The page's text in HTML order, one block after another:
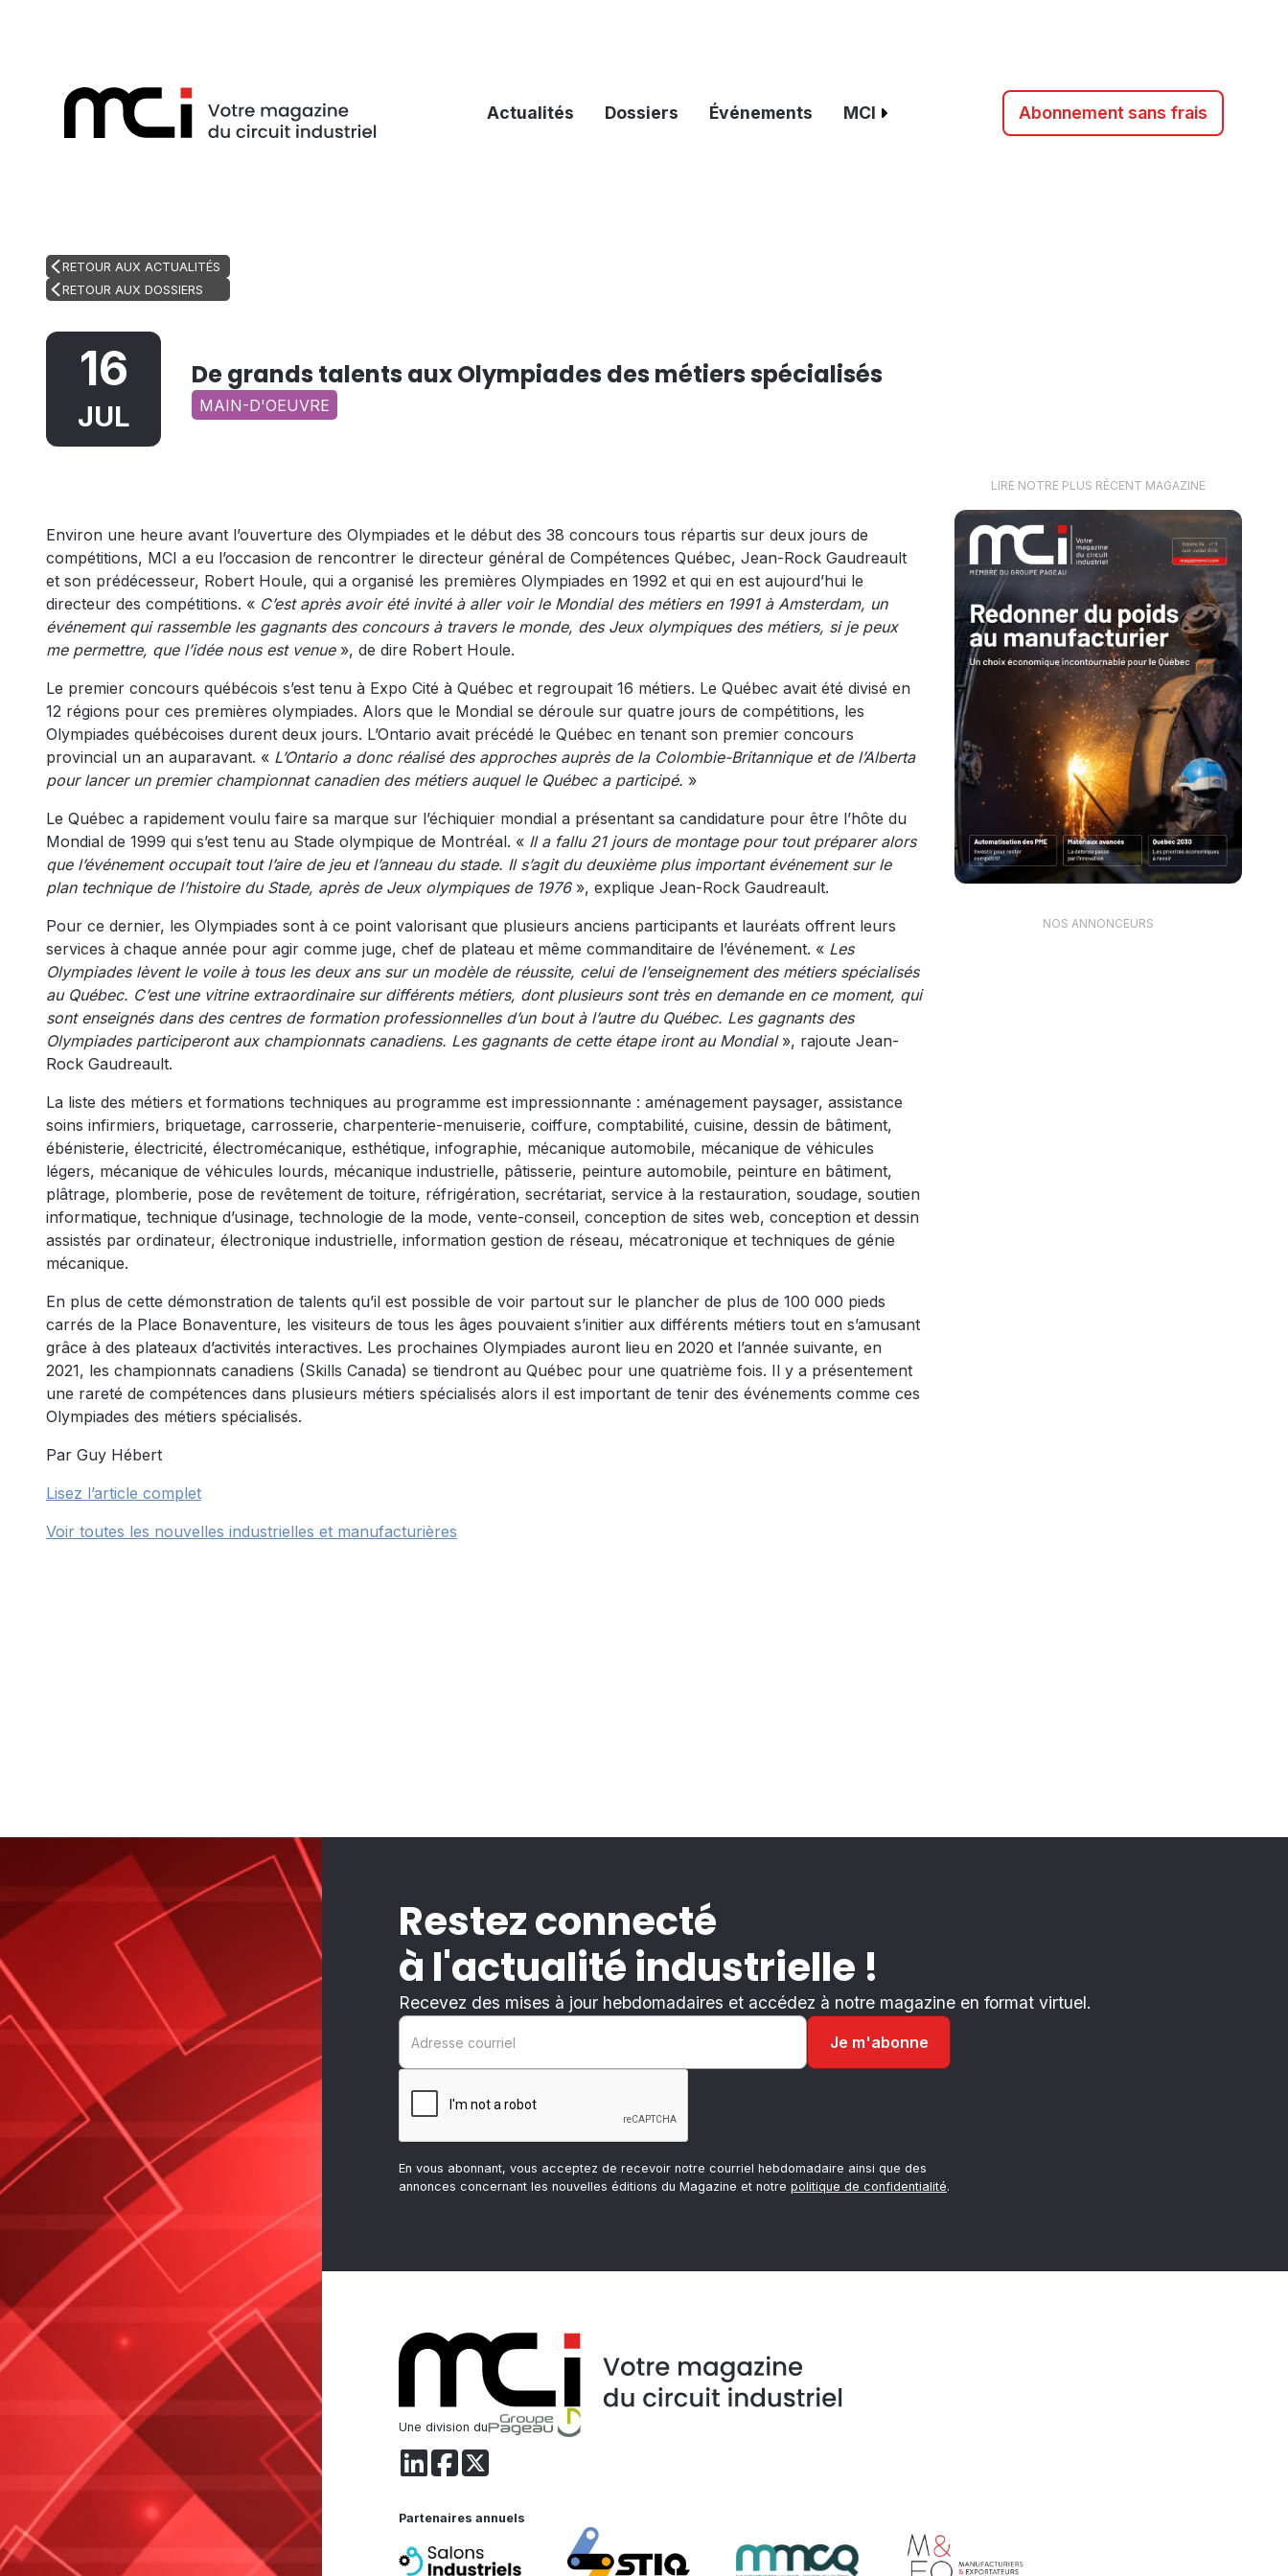
Actualités Dossiers Événements MCI Abonnement sans frais
RETOUR AUX ACTUALITÉS
RETOUR AUX DOSSIERS
16
JUL
De grands talents aux Olympiades des métiers spécialisés
MAIN-D'OEUVRE
Environ une heure avant l’ouverture des Olympiades et le début des 38 concours tous répartis sur deux jours de
compétitions, MCI a eu l’occasion de rencontrer le directeur général de Compétences Québec, Jean-Rock Gaudreault
et son prédécesseur, Robert Houle, qui a organisé les premières Olympiades en 1992 et qui en est aujourd’hui le
directeur des compétitions. « C’est après avoir été invité à aller voir le Mondial des métiers en 1991 à Amsterdam, un
événement qui rassemble les gagnants des concours à travers le monde, des Jeux olympiques des métiers, si je peux
me permettre, que l’idée nous est venue », de dire Robert Houle.
Le premier concours québécois s’est tenu à Expo Cité à Québec et regroupait 16 métiers. Le Québec avait été divisé en
12 régions pour ces premières olympiades. Alors que le Mondial se déroule sur quatre jours de compétitions, les
Olympiades québécoises durent deux jours. L’Ontario avait précédé le Québec en tenant son premier concours
provincial un an auparavant. « L’Ontario a donc réalisé des approches auprès de la Colombie-Britannique et de l’Alberta
pour lancer un premier championnat canadien des métiers auquel le Québec a participé. »
Le Québec a rapidement voulu faire sa marque sur l’échiquier mondial a présentant sa candidature pour être l’hôte du
Mondial de 1999 qui s’est tenu au Stade olympique de Montréal. « Il a fallu 21 jours de montage pour tout préparer alors
que l’événement occupait tout l’aire de jeu et l’anneau du stade. Il s’agit du deuxième plus important événement sur le
plan technique de l’histoire du Stade, après de Jeux olympiques de 1976», explique Jean-Rock Gaudreault.
Pour ce dernier, les Olympiades sont à ce point valorisant que plusieurs anciens participants et lauréats offrent leurs
services à chaque année pour agir comme juge, chef de plateau et même commanditaire de l’événement. « Les
Olympiades lèvent le voile à tous les deux ans sur un modèle de réussite, celui de l’enseignement des métiers spécialisés
au Québec. C’est une vitrine extraordinaire sur différents métiers, dont plusieurs sont très en demande en ce moment, qui
sont enseignés dans des centres de formation professionnelles d’un bout à l’autre du Québec. Les gagnants des
Olympiades participeront aux championnats canadiens. Les gagnants de cette étape iront au Mondial», rajoute Jean-
Rock Gaudreault.
La liste des métiers et formations techniques au programme est impressionnante : aménagement paysager, assistance
soins infirmiers, briquetage, carrosserie, charpenterie-menuiserie, coiffure, comptabilité, cuisine, dessin de bâtiment,
ébénisterie, électricité, électromécanique, esthétique, infographie, mécanique automobile, mécanique de véhicules
légers, mécanique de véhicules lourds, mécanique industrielle, pâtisserie, peinture automobile, peinture en bâtiment,
plâtrage, plomberie, pose de revêtement de toiture, réfrigération, secrétariat, service à la restauration, soudage, soutien
informatique, technique d’usinage, technologie de la mode, vente-conseil, conception de sites web, conception et dessin
assistés par ordinateur, électronique industrielle, information gestion de réseau, mécatronique et techniques de génie
mécanique.
En plus de cette démonstration de talents qu’il est possible de voir partout sur le plancher de plus de 100 000 pieds
carrés de la Place Bonaventure, les visiteurs de tous les âges pouvaient s’initier aux différents métiers tout en s’amusant
grâce à des plateaux d’activités interactives. Les prochaines Olympiades auront lieu en 2020 et l’année suivante, en
2021, les championnats canadiens (Skills Canada) se tiendront au Québec pour une quatrième fois. Il y a présentement
une rareté de compétences dans plusieurs métiers spécialisés alors il est important de tenir des événements comme ces
Olympiades des métiers spécialisés.
Par Guy Hébert
Lisez l’article complet
Voir toutes les nouvelles industrielles et manufacturières
LIRE NOTRE PLUS RÉCENT MAGAZINE
NOS ANNONCEURS
Restez connecté
à l'actualité industrielle !
Recevez des mises à jour hebdomadaires et accédez à notre magazine en format virtuel.
En vous abonnant, vous acceptez de recevoir notre courriel hebdomadaire ainsi que des
annonces concernant les nouvelles éditions du Magazine et notre politique de confidentialité.
Une division du
Partenaires annuels